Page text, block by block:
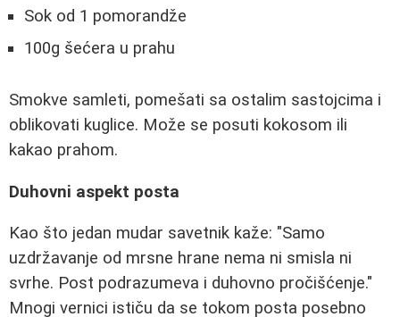
Sok od 1 pomorandže
100g šećera u prahu
Smokve samleti, pomešati sa ostalim sastojcima i
oblikovati kuglice. Može se posuti kokosom ili
kakao prahom.
Duhovni aspekt posta
Kao što jedan mudar savetnik kaže: "Samo
uzdržavanje od mrsne hrane nema ni smisla ni
svrhe. Post podrazumeva i duhovno pročišćenje."
Mnogi vernici ističu da se tokom posta posebno